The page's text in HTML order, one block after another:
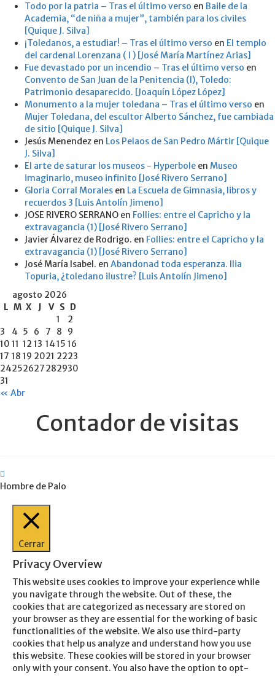
Todo por la patria – Tras el último verso en Baile de la
Academia, “de niña a mujer”, también para los civiles
[Quique J. Silva]
¡Toledanos, a estudiar! – Tras el último verso en El templo
del cardenal Lorenzana ( I ) [José María Martínez Arias]
Fue devastado por un incendio – Tras el último verso en
Convento de San Juan de la Penitencia (I), Toledo:
Patrimonio desaparecido. [Joaquín López López]
Monumento a la mujer toledana – Tras el último verso en
Mujer Toledana, del escultor Alberto Sánchez, fue cambiada
de sitio [Quique J. Silva]
Jesús Menendez en Los Pelaos de San Pedro Mártir [Quique
J. Silva]
El arte de saturar los museos - Hyperbole en Museo
imaginario, museo infinito [José Rivero Serrano]
Gloria Corral Morales en La Escuela de Gimnasia, libros y
recuerdos 3 [Luis Antolín Jimeno]
JOSE RIVERO SERRANO en Follies: entre el Capricho y la
extravagancia (1) [José Rivero Serrano]
Javier Álvarez de Rodrigo. en Follies: entre el Capricho y la
extravagancia (1) [José Rivero Serrano]
José María Isabel. en Abandonad toda esperanza. Ilia
Topuria, ¿toledano ilustre? [Luis Antolín Jimeno]
agosto 2026
L M X J V S
D
1
2
3
4 5 6 7 8
9
10 11 12 13 1415 16
17 18 19 2021 2223
24252627282930
31
« Abr
Contador de visitas
Hombre de Palo
Cerrar
Privacy Overview
This website uses cookies to improve your experience while
you navigate through the website. Out of these, the
cookies that are categorized as necessary are stored on
your browser as they are essential for the working of basic
functionalities of the website. We also use third-party
cookies that help us analyze and understand how you use
this website. These cookies will be stored in your browser
only with your consent. You also have the option to opt-